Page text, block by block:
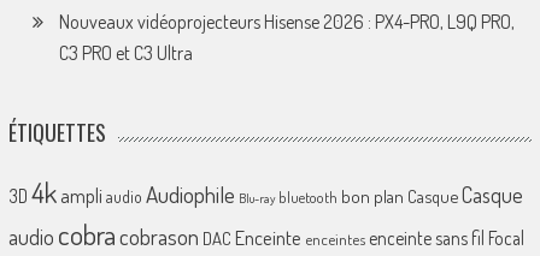
Nouveaux vidéoprojecteurs Hisense 2026 : PX4-PRO, L9Q PRO,
C3 PRO et C3 Ultra
ÉTIQUETTES
3D 4k ampliaudio Audiophile Blu-ray bluetooth bon plan CasqueCasque
audio cobracobrason DAC Enceinte enceintes enceinte sans fil Focal